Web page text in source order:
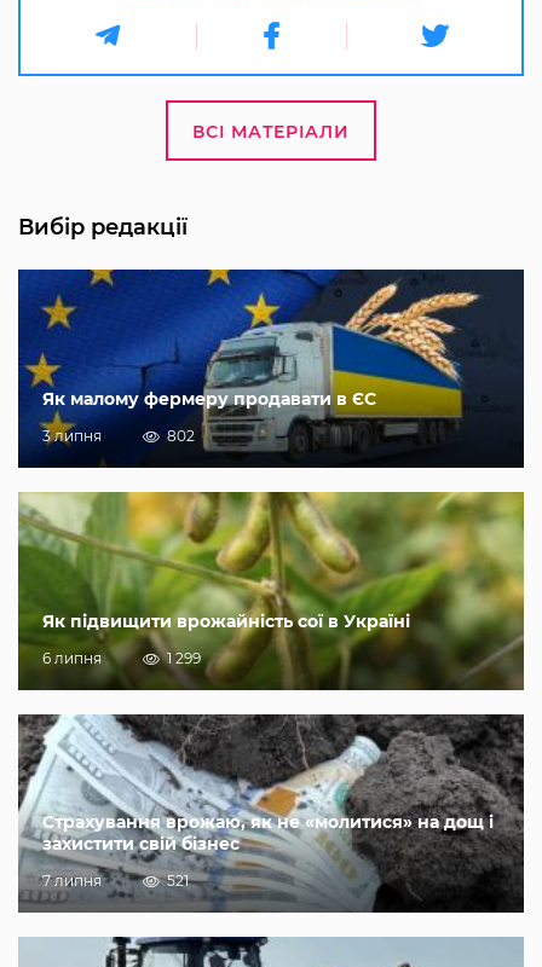
ВСІ МАТЕРІАЛИ
Вибір редакції
Як малому фермеру продавати в ЄС
3 липня 802
Як підвищити врожайність сої в Україні
6 липня 1 299
Страхування врожаю, як не «молитися» на дощ і
захистити свій бізнес
7 липня 521